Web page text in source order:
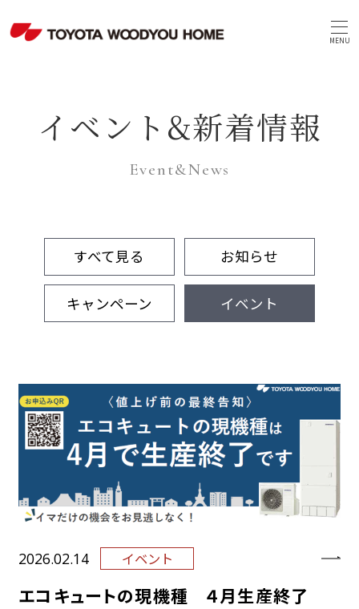
MENU
イベント&新着情報
Event&News
すべて見る お知らせ
キャンペーン イベント
2026.02.14 イベント
エコキュートの現機種 ４月生産終了